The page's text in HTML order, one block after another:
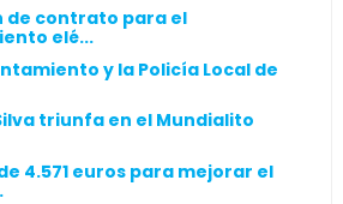
de contrato para el
elé...
y la Policía Local de
triunfa en el Mundialito
4.571 euros para mejorar el